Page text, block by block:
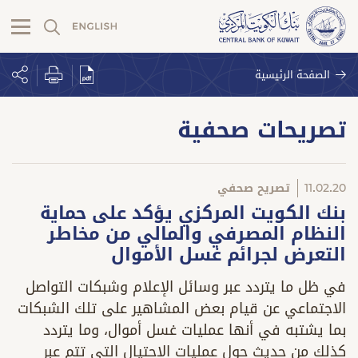
الصفحة الرئيسية
تصريحات صحفية
11.02.20 تصريح صحفي
بنك الكويت المركزي يؤكد على حماية
النظام المصرفي والمالي من مخاطر
التعرض لجرائم غسل الأموال
في ظل ما يتردد عبر وسائل الإعلام وشبكات التواصل
الاجتماعي عن قيام بعض المشاهير على تلك الشبكات
بما يشتبه في أنها عمليات غسل أموال، وما يتردد
كذلك من حديث حول عمليات الاحتيال التي تتم عبر